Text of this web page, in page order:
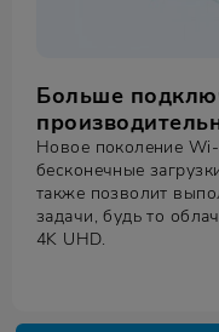
Больше
Новое поколение
бесконечные
также позволит
задачи, будь то
4K UHD.